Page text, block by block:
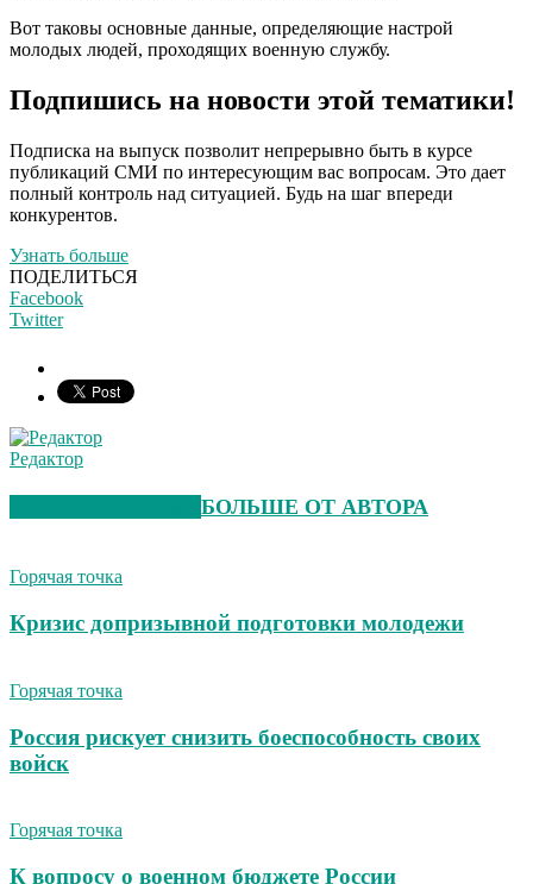
Вот таковы основные данные, определяющие настрой
молодых людей, проходящих военную службу.
Подпишись на новости этой тематики!
Подписка на выпуск позволит непрерывно быть в курсе
публикаций СМИ по интересующим вас вопросам. Это дает
полный контроль над ситуацией. Будь на шаг впереди
конкурентов.
Узнать больше
ПОДЕЛИТЬСЯ
Facebook
Twitter
Редактор
БОЛЬШЕ ОТ АВТОРА
Горячая точка
Кризис допризывной подготовки молодежи
Горячая точка
Россия рискует снизить боеспособность своих
войск
Горячая точка
К вопросу о военном бюджете России